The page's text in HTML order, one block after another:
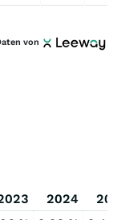
von
2024